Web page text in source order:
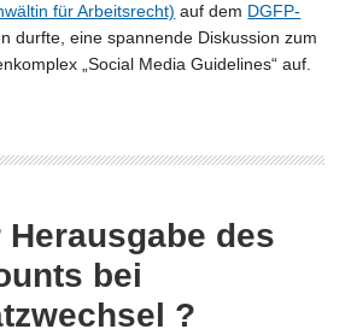
für Arbeitsrecht) auf dem DGFP-
durfte, eine spannende Diskussion zum
„Social Media Guidelines“ auf.
des
bei
?